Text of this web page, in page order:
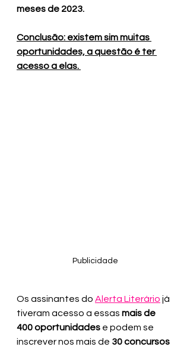
meses de 2023.
Conclusão: existem sim muitas
oportunidades, a questão é ter
acesso a elas.
Publicidade
Os assinantes do Alerta Literário já
tiveram acesso a essas mais de
400 oportunidades e podem se
inscrever nos mais de 30 concursos